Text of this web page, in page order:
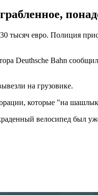
тысяч евро. Полиция
Deuthsche Bahn
на грузовике.
которые "на
велосипед был